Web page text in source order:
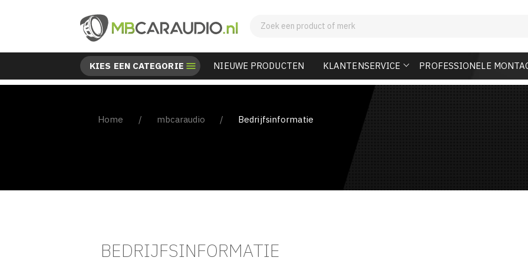
KIES EEN CATEGORIE  NIEUWE PRODUCTEN KLANTENSERVICE PROFESSIONELE
Home mbcaraudio Bedrijfsinformatie
BEDRIJFSINFORMATIE